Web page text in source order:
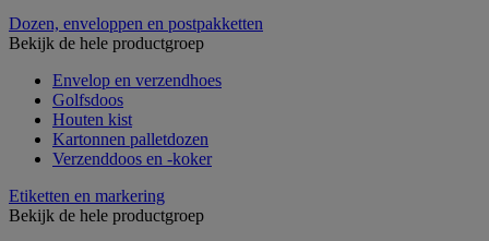
Dozen, enveloppen en postpakketten
Bekijk de hele productgroep
Envelop en verzendhoes
Golfsdoos
Houten kist
Kartonnen palletdozen
Verzenddoos en -koker
Etiketten en markering
Bekijk de hele productgroep